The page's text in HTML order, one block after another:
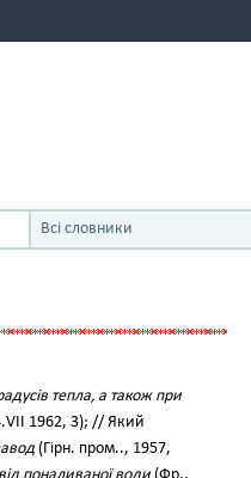
Всі словники
тепла, а також при
1962, 3); // Який
(Гірн. пром.., 1957,